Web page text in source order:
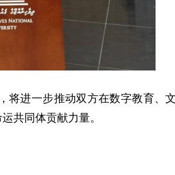
进一步推动双方在数字教育、
共同体贡献力量。